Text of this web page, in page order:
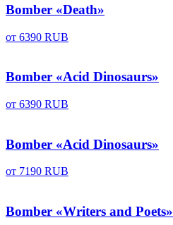
Bomber «Death»
от 6390 RUB
Bomber «Acid Dinosaurs»
от 6390 RUB
Bomber «Acid Dinosaurs»
от 7190 RUB
Bomber «Writers and Poets»